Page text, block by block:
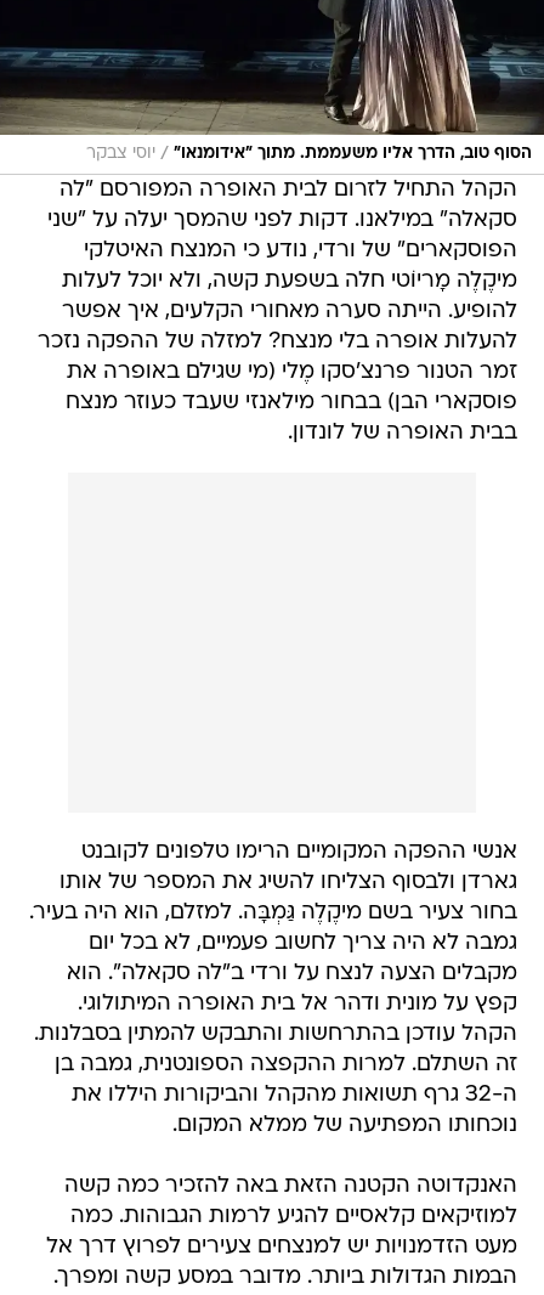
הסוף טוב, הדרך אליו משעממת. מתוך "אידומנאו" / יוסי צבקר
הקהל התחיל לזרום לבית האופרה המפורסם "לה
סקאלה" במילאנו. דקות לפני שהמסך יעלה על "שני
הפוסקארים" של ורדי, נודע כי המנצח האיטלקי
מיקֶלֶה מָריוֹטי חלה בשפעת קשה, ולא יוכל לעלות
להופיע. הייתה סערה מאחורי הקלעים, איך אפשר
להעלות אופרה בלי מנצח? למזלה של ההפקה נזכר
זמר הטנור פרנצ'סקו מֶלי (מי שגילם באופרה את
פוסקארי הבן) בבחור מילאנזי שעבד כעוזר מנצח
בבית האופרה של לונדון.
אנשי ההפקה המקומיים הרימו טלפונים לקובנט
גארדן ולבסוף הצליחו להשיג את המספר של אותו
בחור צעיר בשם מיקֶלֶה גַּמְבָּה. למזלם, הוא היה בעיר.
גמבה לא היה צריך לחשוב פעמיים, לא בכל יום
מקבלים הצעה לנצח על ורדי ב"לה סקאלה". הוא
קפץ על מונית ודהר אל בית האופרה המיתולוגי.
הקהל עודכן בהתרחשות והתבקש להמתין בסבלנות.
זה השתלם. למרות ההקפצה הספונטנית, גמבה בן
ה-32 גרף תשואות מהקהל והביקורות היללו את
נוכחותו המפתיעה של ממלא המקום.
האנקדוטה הקטנה הזאת באה להזכיר כמה קשה
למוזיקאים קלאסיים להגיע לרמות הגבוהות. כמה
מעט הזדמנויות יש למנצחים צעירים לפרוץ דרך אל
הבמות הגדולות ביותר. מדובר במסע קשה ומפרך.